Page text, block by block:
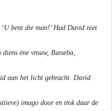
bent die man!’ Had David niet
éne vrouw, Batseba,
aan het licht gebracht. David
imago door en trok daar de